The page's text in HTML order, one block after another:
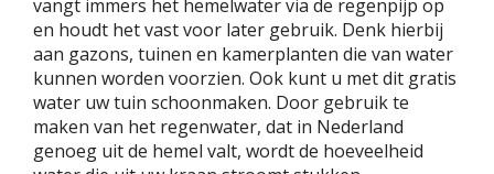
vangt immers het hemelwater via de regenpijp op
en houdt het vast voor later gebruik. Denk hierbij
aan gazons, tuinen en kamerplanten die van water
kunnen worden voorzien. Ook kunt u met dit gratis
water uw tuin schoonmaken. Door gebruik te
maken van het regenwater, dat in Nederland
genoeg uit de hemel valt, wordt de hoeveelheid